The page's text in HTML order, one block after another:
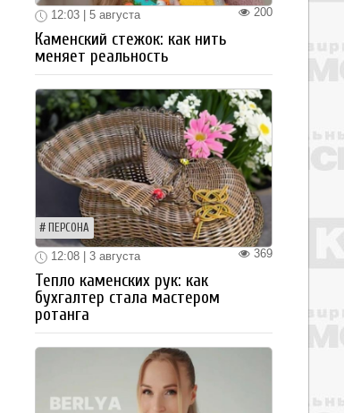
200
12:03 | 5 августа
Каменский стежок: как нить
меняет реальность
ПЕРСОНА
369
12:08 | 3 августа
Тепло каменских рук: как
бухгалтер стала мастером
ротанга